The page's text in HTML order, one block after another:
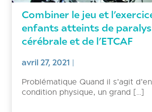
Combiner le jeu et
enfants atteints de
cérébrale et de l’ETCAF
avril 27, 2021 |
Problématique Quand il s’agit
condition physique, un grand […]